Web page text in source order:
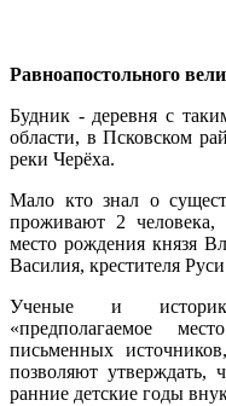
Равноапостольного
Будник - деревня с
области, в Псковском
реки Черёха.
Мало кто знал о
проживают 2
место рождения князя
Василия, крестителя
Ученые и
«предполагаемое
письменных
позволяют утверждать,
ранние детские годы